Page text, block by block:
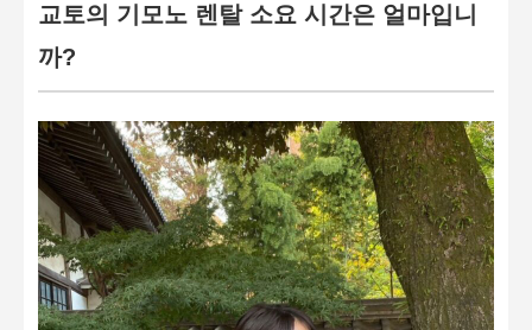
교토의 기모노 렌탈 소요 시간은 얼마입니
까?